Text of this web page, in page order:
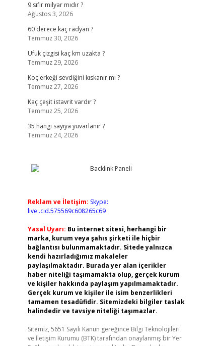
9 sıfır milyar mıdır ?
Ağustos 3, 2026
60 derece kaç radyan ?
Temmuz 30, 2026
Ufuk çizgisi kaç km uzakta ?
Temmuz 29, 2026
Koç erkeği sevdiğini kıskanır mı ?
Temmuz 27, 2026
Kaç çeşit istavrit vardır ?
Temmuz 25, 2026
35 hangi sayıya yuvarlanır ?
Temmuz 24, 2026
Reklam ve İletişim: Skype:
live:.cid.575569c608265c69
Yasal Uyarı: Bu internet sitesi, herhangi bir
marka, kurum veya şahıs şirketi ile hiçbir
bağlantısı bulunmamaktadır. Sitede yalnızca
kendi hazırladığımız makaleler
paylaşılmaktadır. Burada yer alan içerikler
haber niteliği taşımamakta olup, gerçek kurum
ve kişiler hakkında paylaşım yapılmamaktadır.
Gerçek kurum ve kişiler ile isim benzerlikleri
tamamen tesadüfidir. Sitemizdeki bilgiler taslak
halindedir ve tavsiye niteliği taşımazlar.
Sitemiz, 5651 Sayılı Kanun gereğince Bilgi Teknolojileri
ve İletişim Kurumu (BTK) tarafından onaylanmış bir Yer